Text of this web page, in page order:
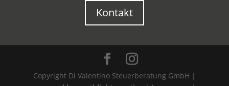
Kontakt
Copyright Di Valentino Steuerberatung GmbH |